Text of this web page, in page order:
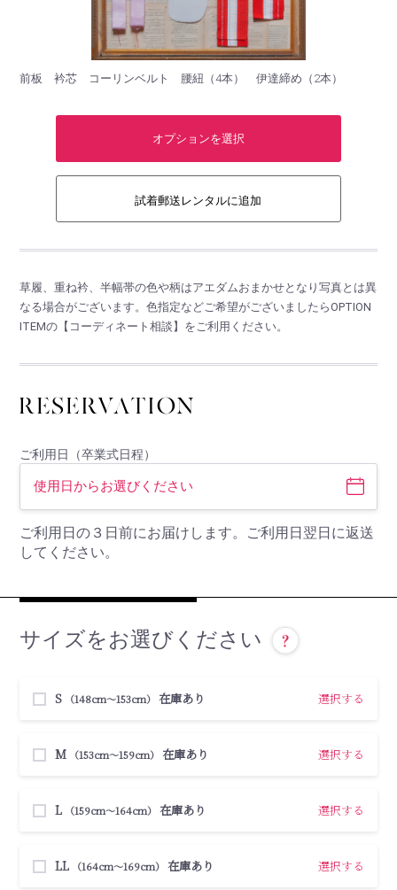
前板 衿芯 コーリンベルト 腰紐（4本） 伊達締め（2本）
オプションを選択
試着郵送レンタルに追加
草履、重ね衿、半幅帯の色や柄はアエダムおまかせとなり写真とは異
なる場合がございます。色指定などご希望がございましたらOPTION
ITEMの【コーディネート相談】をご利用ください。
ご利用日（卒業式日程）
ご利用日の３日前にお届けします。ご利用日翌日に返送
してください。
サイズをお選びください
S （148cm〜153cm） 在庫あり 選択する
M （153cm〜159cm） 在庫あり 選択する
L （159cm〜164cm） 在庫あり 選択する
LL （164cm〜169cm） 在庫あり 選択する